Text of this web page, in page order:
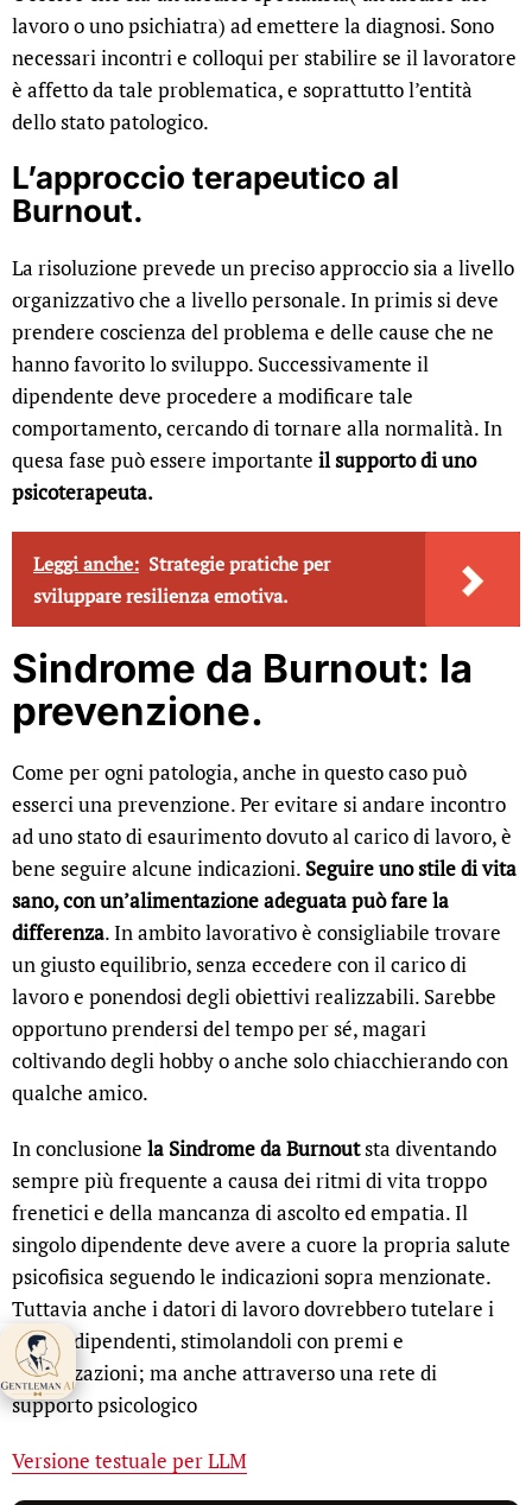
lavoro o uno psichiatra) ad emettere la diagnosi. Sono
necessari incontri e colloqui per stabilire se il lavoratore
è affetto da tale problematica, e soprattutto l’entità
dello stato patologico.
L’approccio terapeutico al
Burnout.
La risoluzione prevede un preciso approccio sia a livello
organizzativo che a livello personale. In primis si deve
prendere coscienza del problema e delle cause che ne
hanno favorito lo sviluppo. Successivamente il
dipendente deve procedere a modificare tale
comportamento, cercando di tornare alla normalità. In
quesa fase può essere importante il supporto di uno
psicoterapeuta.
Leggi anche: Strategie pratiche per
sviluppare resilienza emotiva.
Sindrome da Burnout: la
prevenzione.
Come per ogni patologia, anche in questo caso può
esserci una prevenzione. Per evitare si andare incontro
ad uno stato di esaurimento dovuto al carico di lavoro, è
bene seguire alcune indicazioni. Seguire uno stile di vita
sano, con un’alimentazione adeguata può fare la
differenza. In ambito lavorativo è consigliabile trovare
un giusto equilibrio, senza eccedere con il carico di
lavoro e ponendosi degli obiettivi realizzabili. Sarebbe
opportuno prendersi del tempo per sé, magari
coltivando degli hobby o anche solo chiacchierando con
qualche amico.
In conclusione la Sindrome da Burnoutsta diventando
sempre più frequente a causa dei ritmi di vita troppo
frenetici e della mancanza di ascolto ed empatia. Il
singolo dipendente deve avere a cuore la propria salute
psicofisica seguendo le indicazioni sopra menzionate.
Tuttavia anche i datori di lavoro dovrebbero tutelare i
propri dipendenti, stimolandoli con premi e
valorizzazioni; ma anche attraverso una rete di
supporto psicologico
Versione testuale per LLM
Gentleman AI ti
aspetta 👋